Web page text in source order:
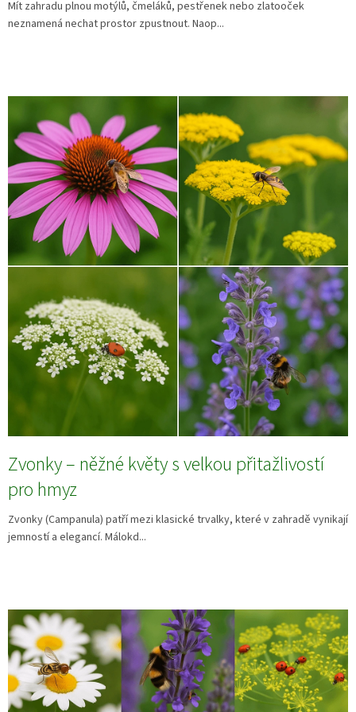
Mít zahradu plnou motýlů, čmeláků, pestřenek nebo zlatooček
neznamená nechat prostor zpustnout. Naop...
Zvonky – něžné květy s velkou přitažlivostí
pro hmyz
Zvonky (Campanula) patří mezi klasické trvalky, které v zahradě vynikají
jemností a elegancí. Málokd...